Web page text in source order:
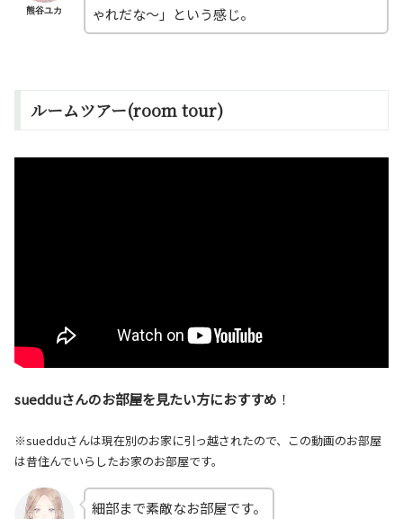
熊谷ユカ
ゃれだな～」という感じ。
ルームツアー(room tour)
suedduさんのお部屋を見たい方におすすめ ！
※suedduさんは現在別のお家に引っ越されたので、この動画のお部屋
は昔住んでいらしたお家のお部屋です。
細部まで素敵なお部屋です。